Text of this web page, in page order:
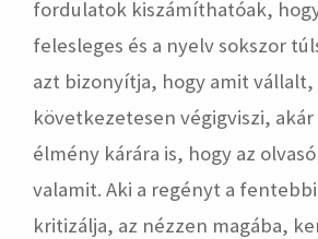
fordulatok kiszámíthatóak,
felesleges és a nyelv sokszor
azt bizonyítja, hogy amit vállalt,
következetesen végigviszi, akár
élmény kárára is, hogy az
valamit. Aki a regényt a
kritizálja, az nézzen magába,